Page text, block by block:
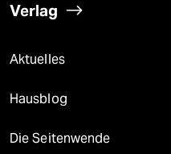
Verlag
Aktuelles
Hausblog
Die Seitenwende